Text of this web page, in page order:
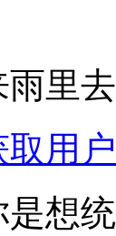
雨里去
取用
是想